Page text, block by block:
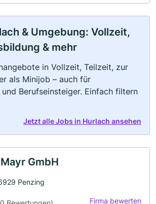
& Umgebung: Vollzeit,
& mehr
in Vollzeit, Teilzeit, zur
als Minijob – auch für
Berufseinsteiger. Einfach filtern
Jetzt alle Jobs in Hurlach ansehen
GmbH
Penzing
Firma bewerten